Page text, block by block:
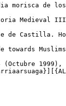
morisca de
de Castilla.
towards
(Octubre